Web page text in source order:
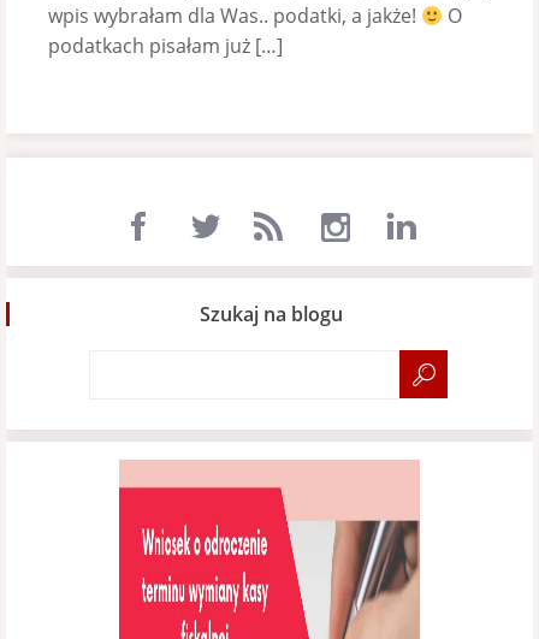
wpis wybrałam dla Was.. podatki, a jakże!
O
podatkach pisałam już […]
Szukaj na blogu